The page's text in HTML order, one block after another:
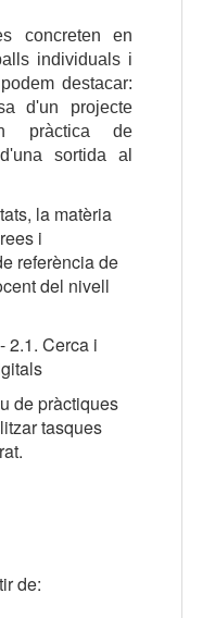
concreten en
individuals i
destacar:
d'un projecte
pràctica de
sortida al
la matèria
i
referència de
del nivell
2.1. Cerca i
de pràctiques
tasques
de: